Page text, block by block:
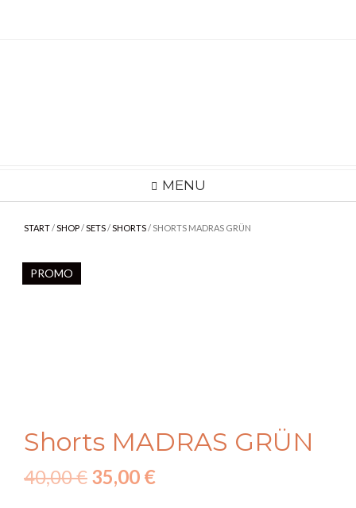
MENU
START/SHOP/SETS/SHORTS/ SHORTS MADRAS GRÜN
PROMO
Shorts MADRAS GRÜN
40,00€ Ursprünglicher
35,00 €Aktueller